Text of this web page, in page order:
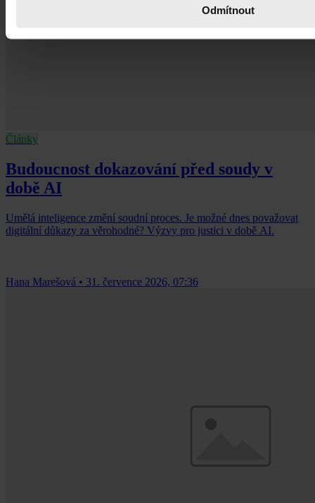
Odmítnout
Články
Budoucnost dokazování před soudy v
době AI
Umělá inteligence změní soudní proces. Je možné dnes považovat
digitální důkazy za věrohodné? Výzvy pro justici v době AI.
Hana Marešová • 31. července 2026, 07:36